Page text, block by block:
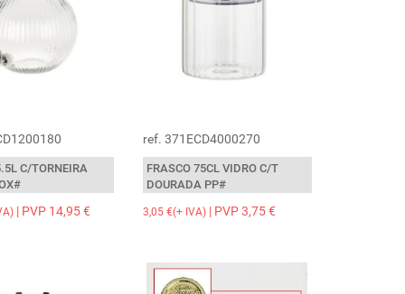
C/TORNEIRA
| PVP 14,95 €
ref. 371ECD4000270
FRASCO 75CL VIDRO C/T
DOURADA PP#
3,05 €(+ IVA)| PVP 3,75 €